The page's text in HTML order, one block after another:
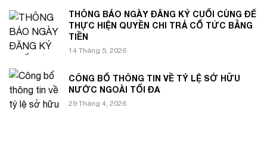
THÔNG BÁO NGÀY ĐĂNG KÝ CUỐI CÙNG ĐỂ
THỰC HIỆN QUYỀN CHI TRẢ CỔ TỨC BẰNG
TIỀN
14 Tháng 5, 2026
CÔNG BỐ THÔNG TIN VỀ TỶ LỆ SỞ HỮU
NƯỚC NGOÀI TỐI ĐA
29 Tháng 4, 2026